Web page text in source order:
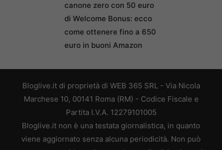
canone zero con 50 euro
di Welcome Bonus: ecco
come ottenere fino a 650
euro in buoni Amazon
Bloglive.it di proprietà di WEB 365 SRL - Via Nicola
Marchese 10, 00141 Roma (RM) - Codice Fiscale e
Partita I.V.A. 12279101005
Bloglive.it non è una testata giornalistica, in quanto
viene aggiornato senza alcuna periodicità. Non può